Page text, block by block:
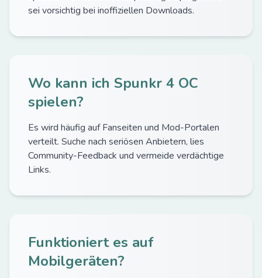
sei vorsichtig bei inoffiziellen Downloads.
Wo kann ich Spunkr 4 OC
spielen?
Es wird häufig auf Fanseiten und Mod-Portalen
verteilt. Suche nach seriösen Anbietern, lies
Community-Feedback und vermeide verdächtige
Links.
Funktioniert es auf
Mobilgeräten?